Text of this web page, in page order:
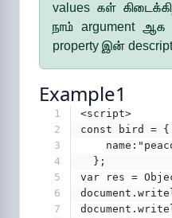
values கள்
நாம் argument ஆக
property இன்
Example1
1
<script>
2
const bird = {
3
4
  };
5
var res =
6
7